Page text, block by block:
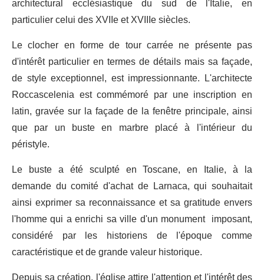
particulier celui des XVIIe et XVIIIe siècles.
Le clocher en forme de tour carrée ne présente pas
d'intérêt particulier en termes de détails mais sa façade,
de style exceptionnel, est impressionnante. L'architecte
Roccascelenia est commémoré par une inscription en
latin, gravée sur la façade de la fenêtre principale, ainsi
que par un buste en marbre placé à l'intérieur du
péristyle.
Le buste a été sculpté en Toscane, en Italie, à la
demande du comité d'achat de Larnaca, qui souhaitait
ainsi exprimer sa reconnaissance et sa gratitude envers
l'homme qui a enrichi sa ville d'un monument imposant,
considéré par les historiens de l'époque comme
caractéristique et de grande valeur historique.